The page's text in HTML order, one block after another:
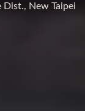
Dist., New Taipei